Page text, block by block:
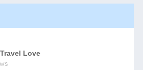
Love